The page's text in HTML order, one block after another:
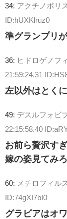
34: アクチノポリ
ID:hUXKlruz0
準グランプリ
36: ヒドロゲノフ
21:59:24.31
左以外はとく
49: デスルフォビ
22:15:58.40
お前ら贅沢す
嫁の姿見てみろ
60: メチロフィル
ID:74gXI7bI0
グラビアはオ